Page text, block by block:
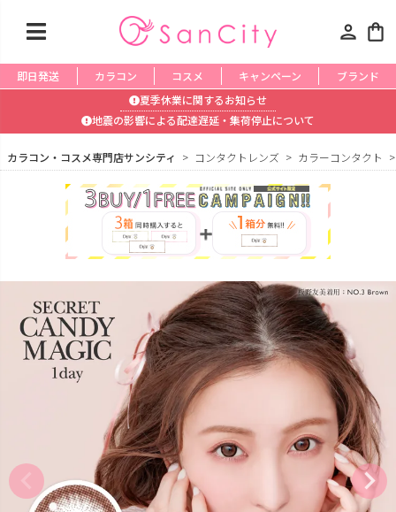
person shopping_bag
即日発送 カラコン コスメ キャンペーン
ブランド
夏季休業に関するお知らせ
地震の影響による配達遅延・集荷停止について
カラコン・コスメ専門店サンシティ コンタクトレンズ カラーコンタクト